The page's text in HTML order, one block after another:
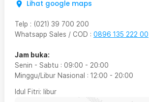
Lihat google maps
Telp : (021) 39 700 200
Whatsapp Sales / COD : 0896 135 222 00
Jam buka:
Senin - Sabtu : 09:00 - 20:00
Minggu/Libur Nasional : 12:00 - 20:00
Idul Fitri: libur